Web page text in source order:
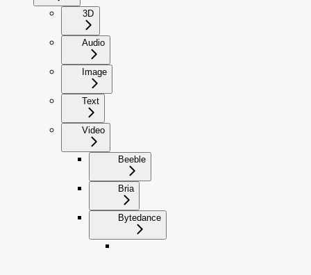
3D
Audio
Image
Text
Video
Beeble
Bria
Bytedance